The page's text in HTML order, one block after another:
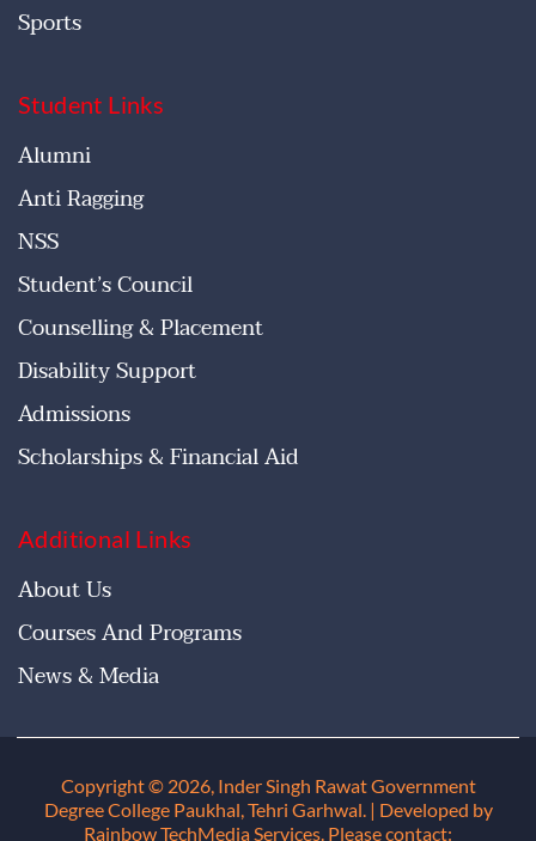
Sports
Student Links
Alumni
Anti Ragging
NSS
Student’s Council
Counselling & Placement
Disability Support
Admissions
Scholarships & Financial Aid
Additional Links
About Us
Courses And Programs
News & Media
Copyright © 2026, Inder Singh Rawat Government
Degree College Paukhal, Tehri Garhwal . | Developed by
Rainbow TechMedia Services. Please contact: